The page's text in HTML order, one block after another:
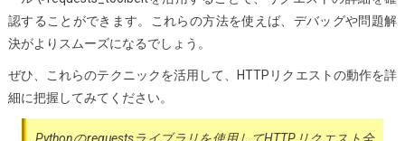
認することができます。これらの方法を使えば、デバッグや問題解
決がよりスムーズになるでしょう。
ぜひ、これらのテクニックを活用して、HTTPリクエストの動作を詳
細に把握してみてください。